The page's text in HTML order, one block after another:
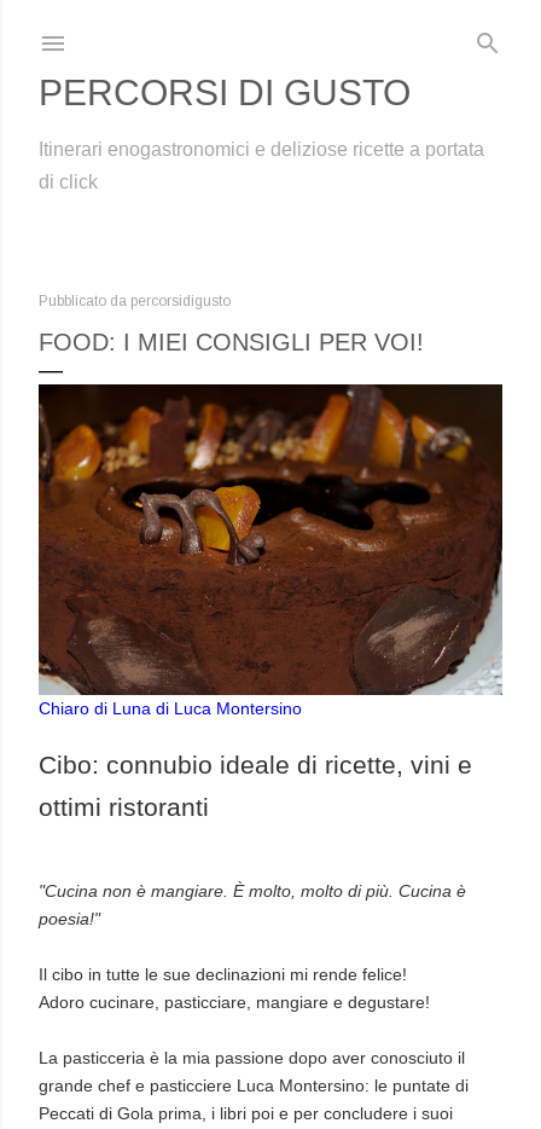
PERCORSI DI GUSTO
Itinerari enogastronomici e deliziose ricette a portata
di click
Pubblicato da percorsidigusto
FOOD: I MIEI CONSIGLI PER VOI!
Chiaro di Luna di Luca Montersino
Cibo: connubio ideale di ricette, vini e
ottimi ristoranti
"Cucina non è mangiare. È molto, molto di più. Cucina è
poesia!"
Il cibo in tutte le sue declinazioni mi rende felice!
Adoro cucinare, pasticciare, mangiare e degustare!
La pasticceria è la mia passione dopo aver conosciuto il
grande chef e pasticciere Luca Montersino: le puntate di
Peccati di Gola prima, i libri poi e per concludere i suoi